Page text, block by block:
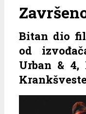
Bitan dio
od
Urban & 4,